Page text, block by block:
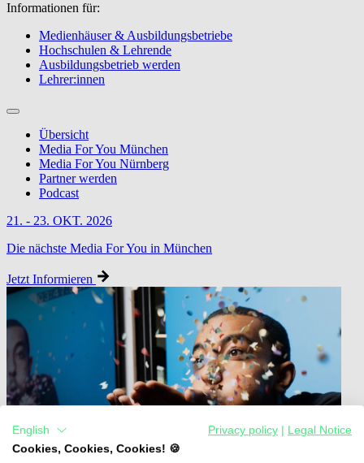
Informationen für:
Medienhäuser & Ausbildungsbetriebe
Hochschulen & Lehrende
Ausbildungsbetrieb werden
Lehrer:innen
Übersicht
Media For You München
Media For You Nürnberg
Partner werden
Podcast
21. - 23. OKT. 2026
Die nächste Media For You in München
Jetzt Informieren
English Privacy policy
Legal Notice
Cookies, Cookies, Cookies! 🍪